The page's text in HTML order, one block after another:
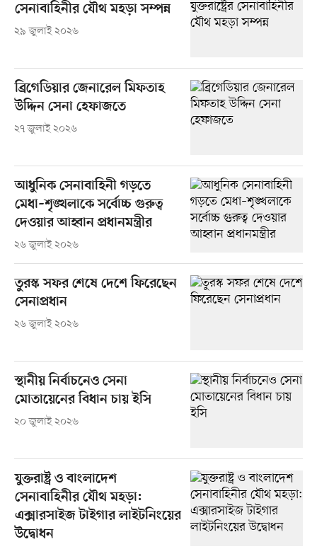
সেনাবাহিনীর যৌথ মহড়া সম্পন্ন
২৯ জুলাই ২০২৬
ব্রিগেডিয়ার জেনারেল মিফতাহ
উদ্দিন সেনা হেফাজতে
২৭ জুলাই ২০২৬
আধুনিক সেনাবাহিনী গড়তে
মেধা–শৃঙ্খলাকে সর্বোচ্চ গুরুত্ব
দেওয়ার আহ্বান প্রধানমন্ত্রীর
২৬ জুলাই ২০২৬
তুরস্ক সফর শেষে দেশে ফিরেছেন
সেনাপ্রধান
২৬ জুলাই ২০২৬
স্থানীয় নির্বাচনেও সেনা
মোতায়েনের বিধান চায় ইসি
২০ জুলাই ২০২৬
যুক্তরাষ্ট্র ও বাংলাদেশ
সেনাবাহিনীর যৌথ মহড়া:
এক্সারসাইজ টাইগার লাইটনিংয়ের
উদ্বোধন